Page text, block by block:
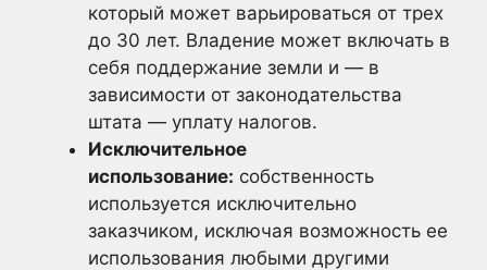
который может варьироваться от трех
до 30 лет. Владение может включать в
себя поддержание земли и — в
зависимости от законодательства
штата — уплату налогов.
Исключительное
использование: собственность
используется исключительно
заказчиком, исключая возможность ее
использования любыми другими